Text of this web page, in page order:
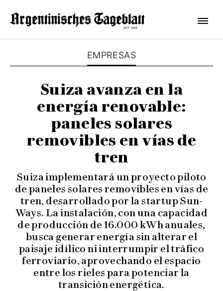
EMPRESAS
Suiza avanza en la
energía renovable:
paneles solares
removibles en vías de
tren
Suiza implementará un proyecto piloto
de paneles solares removibles en vías de
tren, desarrollado por la startup Sun-
Ways. La instalación, con una capacidad
de producción de 16.000 kWh anuales,
busca generar energía sin alterar el
paisaje idílico ni interrumpir el tráfico
ferroviario, aprovechando el espacio
entre los rieles para potenciar la
transición energética.